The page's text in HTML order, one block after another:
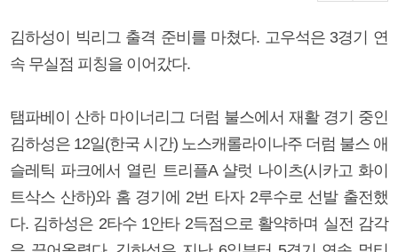
김하성이 빅리그 출격 준비를 마쳤다. 고우석은 3경기 연
속 무실점 피칭을 이어갔다.
탬파베이 산하 마이너리그 더럼 불스에서 재활 경기 중인
김하성은 12일(한국 시간) 노스캐롤라이나주 더럼 불스 애
슬레틱 파크에서 열린 트리플A 샬럿 나이츠(시카고 화이
트삭스 산하)와 홈 경기에 2번 타자 2루수로 선발 출전했
다. 김하성은 2타수 1안타 2득점으로 활약하며 실전 감각